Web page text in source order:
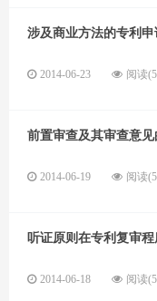
涉及商业方法的专利
2014-06-23 阅读
前置审查及其审查意见
2014-06-19 阅读
听证原则在专利复审
2014-06-18 阅读